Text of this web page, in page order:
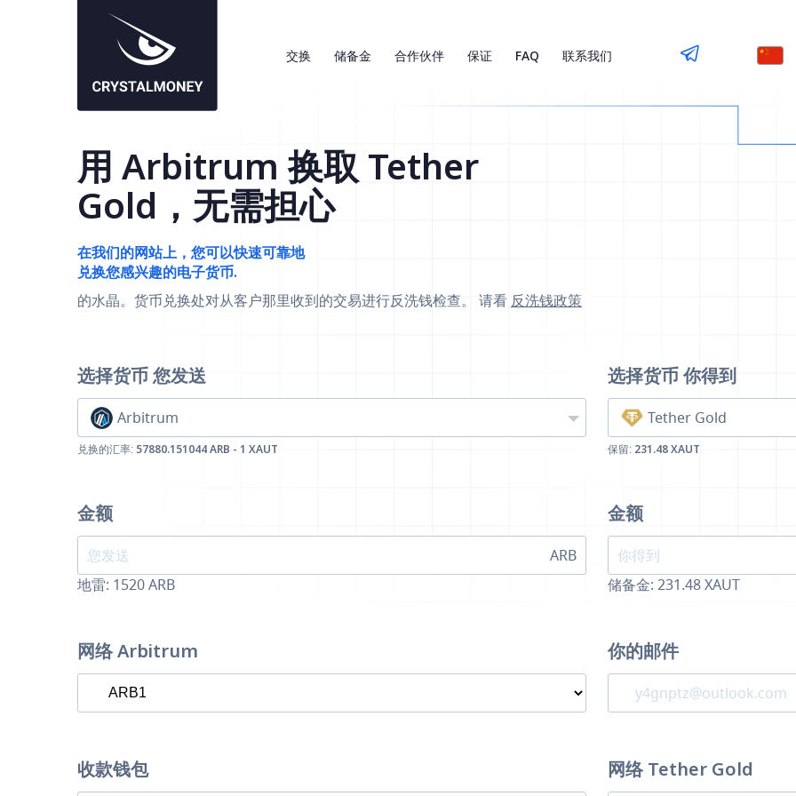
交换 储备金 合作伙伴 保证 FAQ 联系我们
用 Arbitrum 换取 Tether
Gold，无需担心
在我们的网站上，您可以快速可靠地
兑换您感兴趣的电子货币.
的水晶。货币兑换处对从客户那里收到的交易进行反洗钱检查。 请看 反洗钱政策
选择货币您发送
Arbitrum
兑换的汇率: 57880.151044 ARB - 1 XAUT
金额
ARB
地雷: 1520ARB
选择货币你得到
Tether Gold
保留: 231.48 XAUT
金额
储备金: 231.48 XAUT
网络 Arbitrum 你的邮件
收款钱包 网络 Tether Gold